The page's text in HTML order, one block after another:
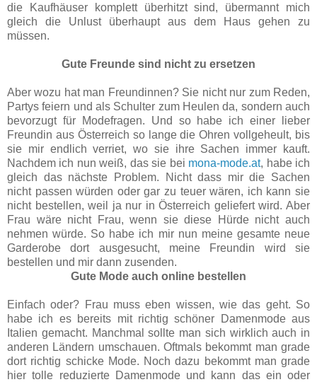
die Kaufhäuser komplett überhitzt sind, übermannt mich
gleich die Unlust überhaupt aus dem Haus gehen zu
müssen.
Gute Freunde sind nicht zu ersetzen
Aber wozu hat man Freundinnen? Sie nicht nur zum Reden,
Partys feiern und als Schulter zum Heulen da, sondern auch
bevorzugt für Modefragen. Und so habe ich einer lieber
Freundin aus Österreich so lange die Ohren vollgeheult, bis
sie mir endlich verriet, wo sie ihre Sachen immer kauft.
Nachdem ich nun weiß, das sie bei mona-mode.at, habe ich
gleich das nächste Problem.
Nicht dass mir die Sachen
nicht passen würden oder gar zu teuer wären, ich kann sie
nicht bestellen, weil ja nur in Österreich geliefert wird. Aber
Frau wäre nicht Frau, wenn sie diese Hürde nicht auch
nehmen würde. So habe ich mir nun meine gesamte neue
Garderobe dort ausgesucht, meine Freundin wird sie
bestellen und mir dann zusenden.
Gute Mode auch online bestellen
Einfach oder? Frau muss eben wissen, wie das geht. So
habe ich es bereits mit richtig schöner Damenmode aus
Italien gemacht. Manchmal sollte man sich wirklich auch in
anderen Ländern umschauen. Oftmals bekommt man grade
dort richtig schicke Mode. Noch dazu bekommt man grade
hier tolle reduzierte Damenmode und kann das ein oder